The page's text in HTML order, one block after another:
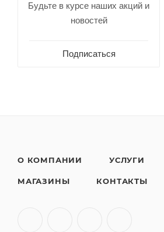
Будьте в курсе наших акций и
новостей
Подписаться
О КОМПАНИИ УСЛУГИ
МАГАЗИНЫ КОНТАКТЫ